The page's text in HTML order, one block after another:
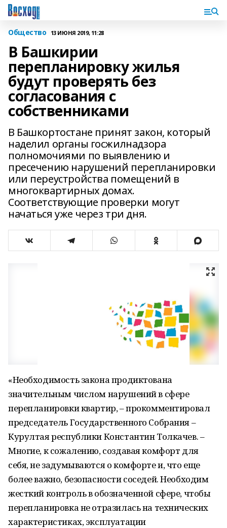
Общество 13 ИЮНЯ 2019, 11:28
В Башкирии
перепланировку жилья
будут проверять без
согласования с
собственниками
В Башкортостане принят закон, который
наделил органы госжилнадзора
полномочиями по выявлению и
пресечению нарушений перепланировки
или переустройства помещений в
многоквартирных домах.
Соответствующие проверки могут
начаться уже через три дня.
«Необходимость закона продиктована
значительным числом нарушений в сфере
перепланировки квартир, – прокомментировал
председатель Государственного Собрания –
Курултая республики Константин Толкачев. –
Многие, к сожалению, создавая комфорт для
себя, не задумываются о комфорте и, что еще
более важно, безопасности соседей. Необходим
жесткий контроль в обозначенной сфере, чтобы
перепланировка не отразилась на технических
характеристиках, эксплуатации